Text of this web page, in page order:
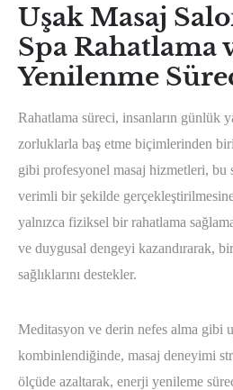
Uşak Masaj
Spa Rahatlama
Yenilenme
Rahatlama süreci, insanların günlük
zorluklarla baş etme biçimlerinden
gibi profesyonel masaj hizmetleri, bu
verimli bir şekilde
yalnızca fiziksel bir rahatlama
ve duygusal dengeyi kazandırarak,
sağlıklarını destekler.
Meditasyon ve derin nefes alma gibi
kombinlendiğinde, masaj deneyimi
ölçüde azaltarak, enerji yenileme